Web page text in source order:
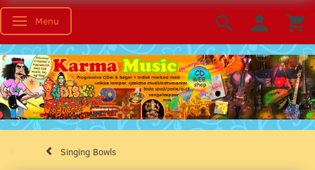
Toggle navigation
Menu
Singing Bowls